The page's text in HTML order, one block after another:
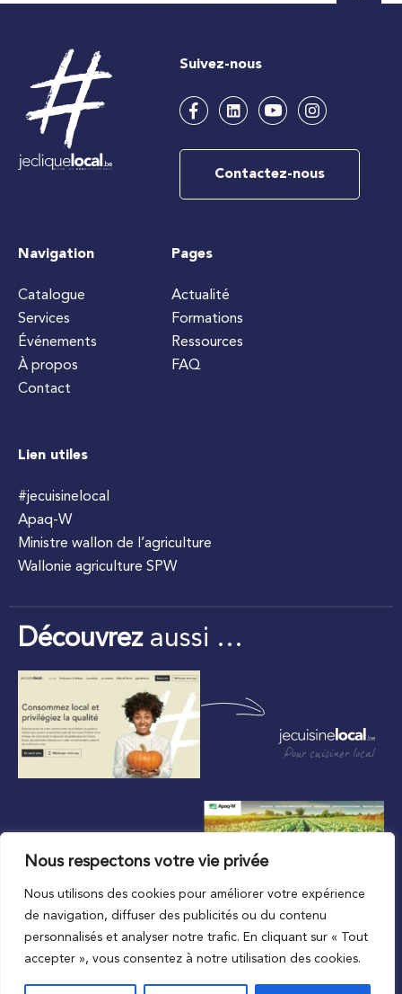
Nous respectons votre vie privée
Nous utilisons des cookies pour améliorer votre expérience
de navigation, diffuser des publicités ou du contenu
personnalisés et analyser notre trafic. En cliquant sur « Tout
accepter », vous consentez à notre utilisation des cookies.
Suivez-nous
Contactez-nous
Navigation
Catalogue
Services
Événements
À propos
Contact
Pages
Actualité
Formations
Ressources
FAQ
Lien utiles
#jecuisinelocal
Apaq-W
Ministre wallon de l’agriculture
Wallonie agriculture SPW
Découvrezaussi …
Pour cuisiner local
Au plus proche du local